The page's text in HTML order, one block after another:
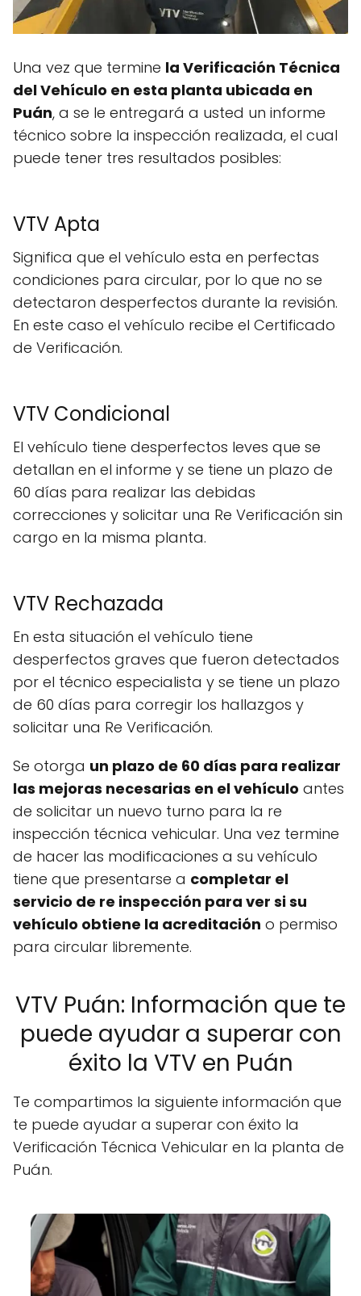
Una vez que termine la Verificación Técnica
del Vehículo en esta planta ubicada en
Puán, a se le entregará a usted un informe
técnico sobre la inspección realizada, el cual
puede tener tres resultados posibles:
VTV Apta
Significa que el vehículo esta en perfectas
condiciones para circular, por lo que no se
detectaron desperfectos durante la revisión.
En este caso el vehículo recibe el Certificado
de Verificación.
VTV Condicional
El vehículo tiene desperfectos leves que se
detallan en el informe y se tiene un plazo de
60 días para realizar las debidas
correcciones y solicitar una Re Verificación sin
cargo en la misma planta.
VTV Rechazada
En esta situación el vehículo tiene
desperfectos graves que fueron detectados
por el técnico especialista y se tiene un plazo
de 60 días para corregir los hallazgos y
solicitar una Re Verificación.
Se otorga un plazo de 60 días para realizar
las mejoras necesarias en el vehículo antes
de solicitar un nuevo turno para la re
inspección técnica vehicular. Una vez termine
de hacer las modificaciones a su vehículo
tiene que presentarse a completar el
servicio de re inspección para ver si su
vehículo obtiene la acreditación o permiso
para circular libremente.
VTV Puán: Información que te
puede ayudar a superar con
éxito la VTV en Puán
Te compartimos la siguiente información que
te puede ayudar a superar con éxito la
Verificación Técnica Vehicular en la planta de
Puán.